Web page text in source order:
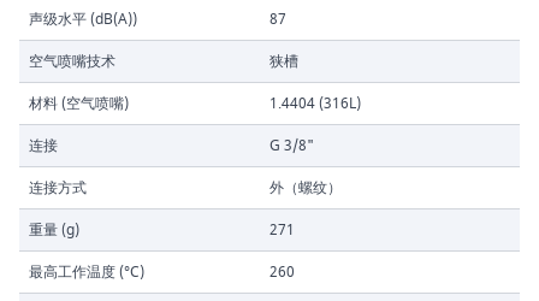
声级水平 (dB(A))
87
空气喷嘴技术
狭槽
材料 (空气喷嘴)
1.4404 (316L)
连接
G 3/8"
连接方式
外（螺纹）
重量 (g)
271
最高工作温度 (°C)
260